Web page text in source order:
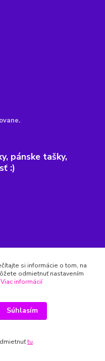
pánske tašky,
:)
kabelky1.sk
si informácie o tom, na
odmietnuť nastavením
Viac informácií
Súhlasím
tu.